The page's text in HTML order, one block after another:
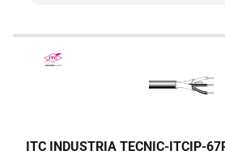
ITC INDUSTRIA TECNIC-ITCIP-